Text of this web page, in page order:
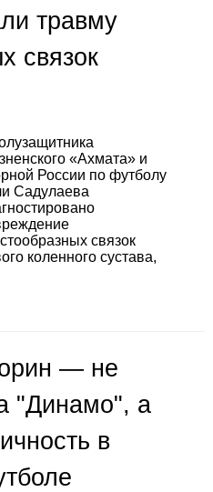
травму
связок
«Ахмата» и
России по футболу
Садулаева
связок
коленного сустава,
— не
"Динамо", а
в